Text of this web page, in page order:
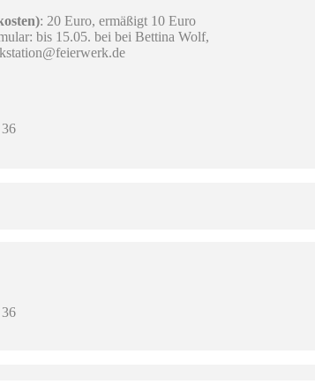
: 20 Euro, ermäßigt 10 Euro
bis 15.05. bei bei Bettina Wolf,